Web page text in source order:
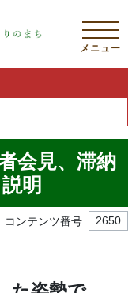
メニュー
会見、滞納
明
コンテンツ番号 2650